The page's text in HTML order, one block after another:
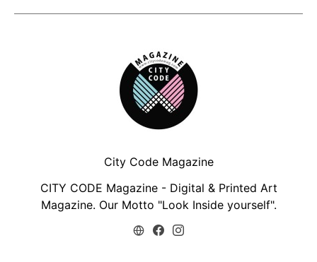
City Code Magazine
CITY CODE Magazine - Digital & Printed Art
Magazine. Our Motto "Look Inside yourself".